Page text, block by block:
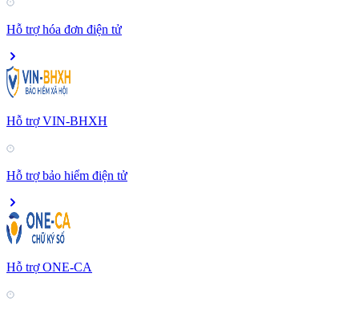
Hỗ trợ hóa đơn điện tử
Hỗ trợ VIN-BHXH
Hỗ trợ bảo hiểm điện tử
Hỗ trợ ONE-CA